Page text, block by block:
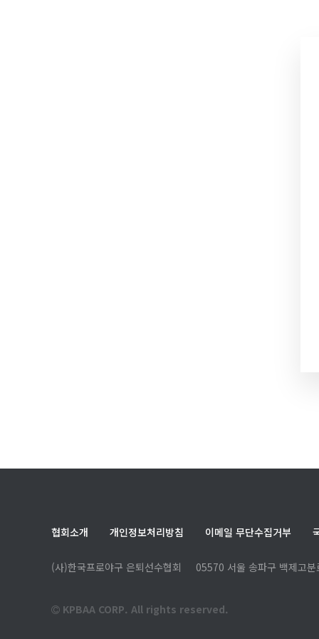
협회소개 개인정보처리방침 이메일 무단수집거부
(사)한국프로야구 은퇴선수협회 05570 서울 송파구 백제고
KPBAA CORP. All rights reserved.